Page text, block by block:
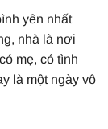
yên nhất
nhà là nơi
mẹ, có tình
là một ngày vô